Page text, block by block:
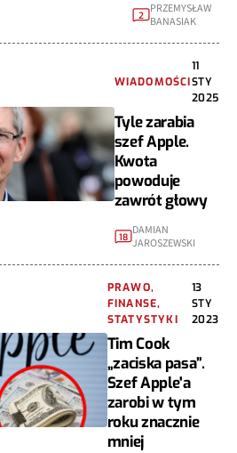
2
PRZEMYSŁAW
BANASIAK
WIADOMOŚCI
11
STY
2025
Tyle zarabia
szef Apple.
Kwota
powoduje
zawrót głowy
18 DAMIAN
JAROSZEWSKI
PRAWO,
FINANSE,
STATYSTYKI
13
STY
2023
Tim Cook
„zaciska pasa”.
Szef Apple'a
zarobi w tym
roku znacznie
mniej